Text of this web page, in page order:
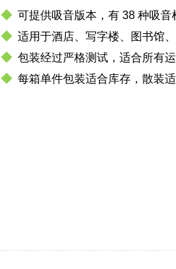
◆可提供吸音版本，有 38 种吸音
◆适用于酒店、写字楼、图书馆、
◆包装经过严格测试，适合所有运
◆每箱单件包装适合库存，散装适